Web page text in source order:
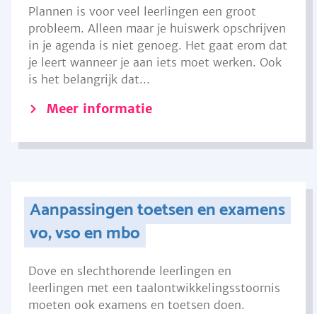
Plannen is voor veel leerlingen een groot
probleem. Alleen maar je huiswerk opschrijven
in je agenda is niet genoeg. Het gaat erom dat
je leert wanneer je aan iets moet werken. Ook
is het belangrijk dat...
Meer informatie
Aanpassingen toetsen en examens
vo, vso en mbo
Dove en slechthorende leerlingen en
leerlingen met een taalontwikkelingsstoornis
moeten ook examens en toetsen doen.